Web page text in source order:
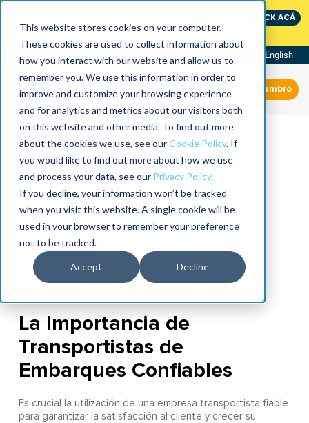
This website stores cookies on your computer.
These cookies are used to collect information about
how you interact with our website and allow us to
remember you. We use this information in order to
improve and customize your browsing experience
and for analytics and metrics about our visitors both
on this website and other media. To find out more
about the cookies we use, see ourCookie Policy. If
you would like to find out more about how we use
and process your data, see our Privacy Policy.
If you decline, your information won’t be tracked
when you visit this website. A single cookie will be
used in your browser to remember your preference
not to be tracked.
Accept Decline
The Speed of Reliability
CLICK ACÁ
English
Miembro
La Importancia de
Transportistas de
Embarques Confiables
Es crucial la utilización de una empresa transportista fiable
para garantizar la satisfacción al cliente y crecer su